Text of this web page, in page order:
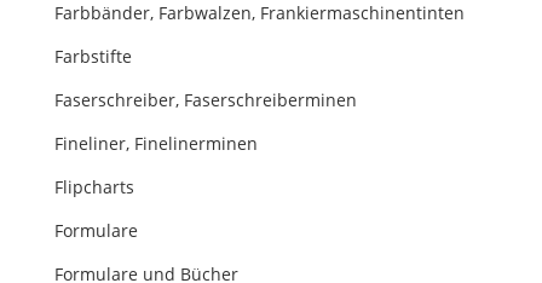
Farbbänder, Farbwalzen, Frankiermaschinentinten
Farbstifte
Faserschreiber, Faserschreiberminen
Fineliner, Finelinerminen
Flipcharts
Formulare
Formulare und Bücher